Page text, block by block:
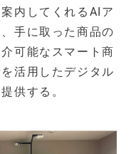
内してくれるAIア
手に取った商品の
可能なスマート商
活用したデジタル
供する。